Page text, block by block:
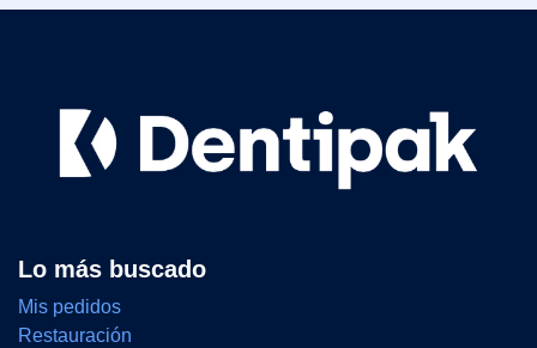
Lo más buscado
Mis pedidos
Restauración